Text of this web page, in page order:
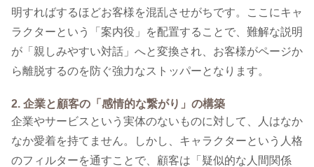
明すればするほどお客様を混乱させがちです。ここにキャ
ラクターという「案内役」を配置することで、難解な説明
が「親しみやすい対話」へと変換され、お客様がページか
ら離脱するのを防ぐ強力なストッパーとなります。
2. 企業と顧客の「感情的な繋がり」の構築
企業やサービスという実体のないものに対して、人はなか
なか愛着を持てません。しかし、キャラクターという人格
のフィルターを通すことで、顧客は「疑似的な人間関係